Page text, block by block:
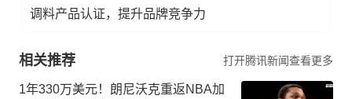
调料产品认证，提升品牌竞争力
相关推荐 打开腾讯新闻查看更多
1年330万美元！朗尼沃克重返NBA加